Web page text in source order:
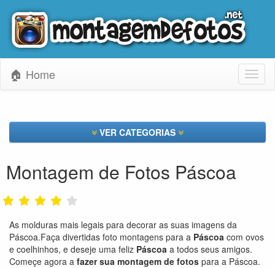
🏠 Home
VER CATEGORIAS
Montagem de Fotos Páscoa
As molduras mais legais para decorar as suas imagens da
Páscoa.Faça divertidas foto montagens para a Páscoa com ovos
e coelhinhos, e deseje uma feliz Páscoa a todos seus amigos.
Começe agora a fazer sua montagem de fotos para a Páscoa.